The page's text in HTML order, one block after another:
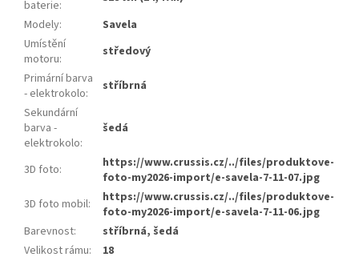
baterie:
Modely:
Savela
Umístění
motoru:
středový
Primární barva
- elektrokolo:
stříbrná
Sekundární
barva -
elektrokolo:
šedá
3D foto:
https://www.crussis.cz/../files/produktove-
foto-my2026-import/e-savela-7-11-07.jpg
3D foto mobil:
https://www.crussis.cz/../files/produktove-
foto-my2026-import/e-savela-7-11-06.jpg
Barevnost:
stříbrná, šedá
Velikost rámu:
18